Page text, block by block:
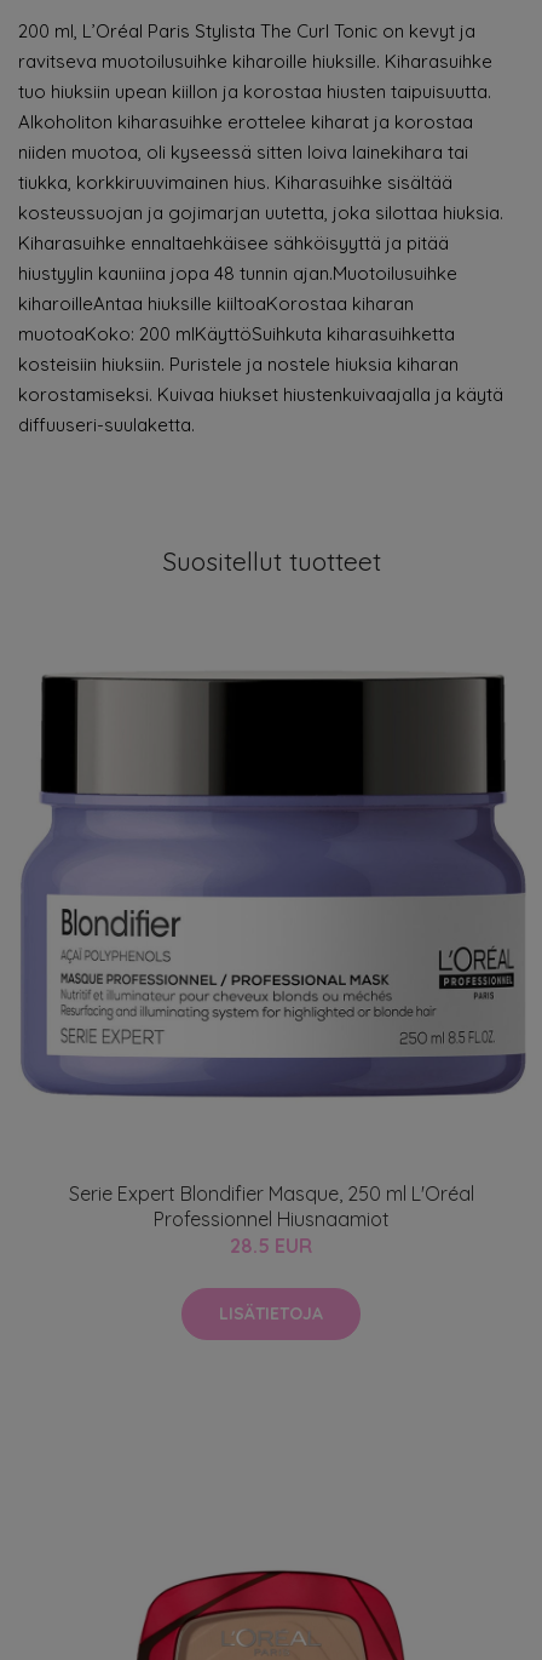
200 ml, L’Oréal Paris Stylista The Curl Tonic on kevyt ja
ravitseva muotoilusuihke kiharoille hiuksille. Kiharasuihke
tuo hiuksiin upean kiillon ja korostaa hiusten taipuisuutta.
Alkoholiton kiharasuihke erottelee kiharat ja korostaa
niiden muotoa, oli kyseessä sitten loiva lainekihara tai
tiukka, korkkiruuvimainen hius. Kiharasuihke sisältää
kosteussuojan ja gojimarjan uutetta, joka silottaa hiuksia.
Kiharasuihke ennaltaehkäisee sähköisyyttä ja pitää
hiustyylin kauniina jopa 48 tunnin ajan.Muotoilusuihke
kiharoilleAntaa hiuksille kiiltoaKorostaa kiharan
muotoaKoko: 200 mlKäyttöSuihkuta kiharasuihketta
kosteisiin hiuksiin. Puristele ja nostele hiuksia kiharan
korostamiseksi. Kuivaa hiukset hiustenkuivaajalla ja käytä
diffuuseri-suulaketta.
Suositellut tuotteet
Serie Expert Blondifier Masque, 250 ml L'Oréal
Professionnel Hiusnaamiot
28.5 EUR
LISÄTIETOJA